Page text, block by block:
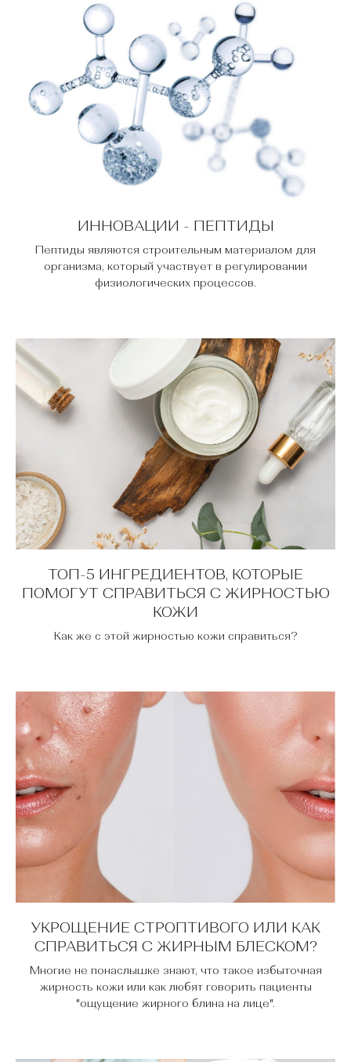
ИННОВАЦИИ - ПЕПТИДЫ
Пептиды являются строительным материалом для
организма, который участвует в регулировании
физиологических процессов.
ТОП-5 ИНГРЕДИЕНТОВ, КОТОРЫЕ
ПОМОГУТ СПРАВИТЬСЯ С ЖИРНОСТЬЮ
КОЖИ
Как же с этой жирностью кожи справиться?
УКРОЩЕНИЕ СТРОПТИВОГО ИЛИ КАК
СПРАВИТЬСЯ С ЖИРНЫМ БЛЕСКОМ?
Многие не понаслышке знают, что такое избыточная
жирность кожи или как любят говорить пациенты
"ощущение жирного блина на лице".